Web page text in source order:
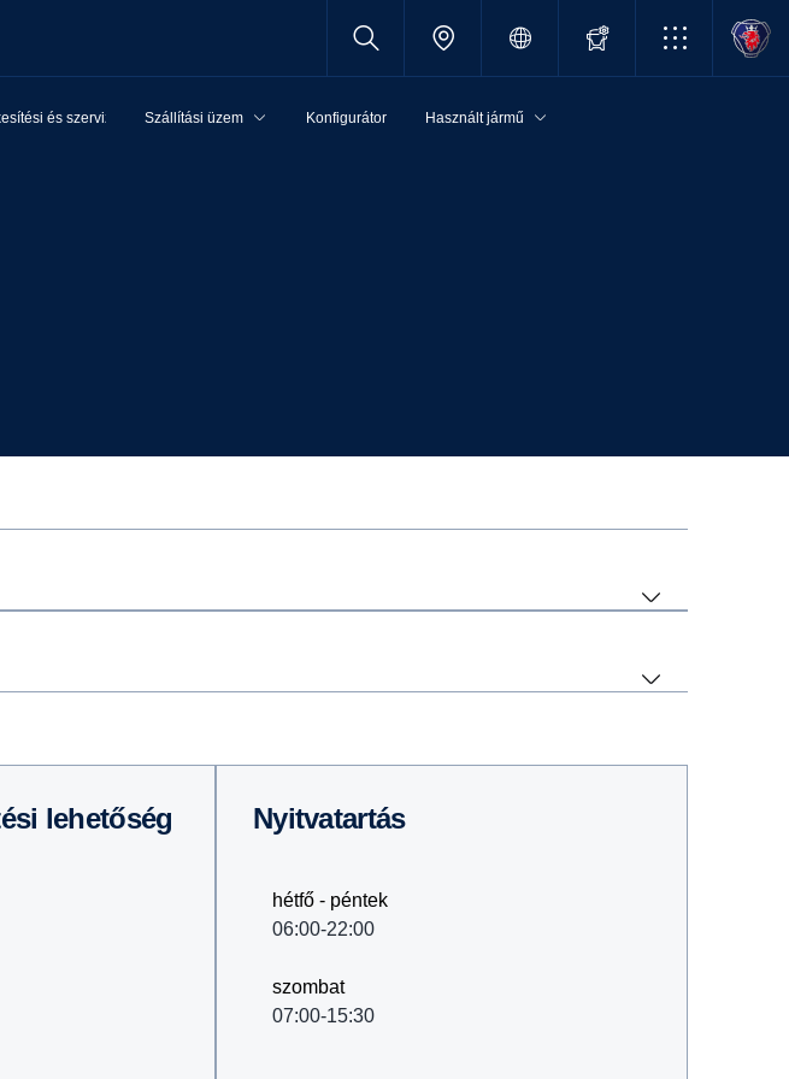
és szervizhálózatSzállítási üzem Konfigurátor Használt jármű
lehetőség Nyitvatartás
hétfő - péntek
06:00-22:00
szombat
07:00-15:30